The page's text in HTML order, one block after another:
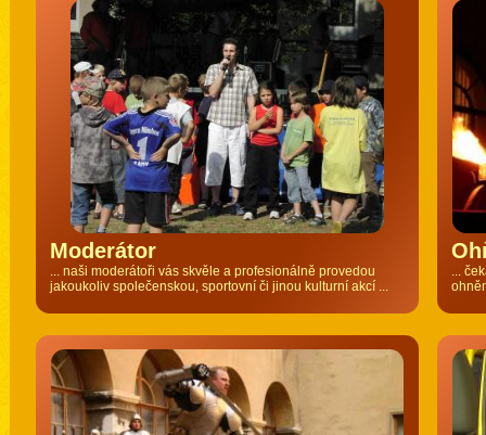
Moderátor
... naši moderátoři vás skvěle a profesionálně provedou
jakoukoliv společenskou, sportovní či jinou kulturní akcí ...
...